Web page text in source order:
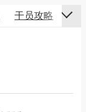
干员攻略